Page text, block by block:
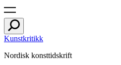
Kunstkritikk
Nordisk konsttidskrift